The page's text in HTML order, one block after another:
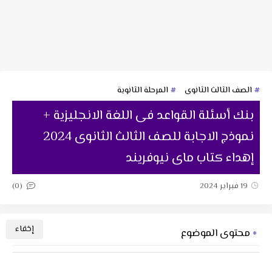
الصف الثالث الثانوى المرحلة الثانوية
بنك أسئلة القواعد فى اللغة الانجليزية +
نموذج الاجابة للصف الثالث الثانوى 2024
إهداء كتاب ماى نيوفريند
19 فبراير 2024 (0)
محتوى الموضوع